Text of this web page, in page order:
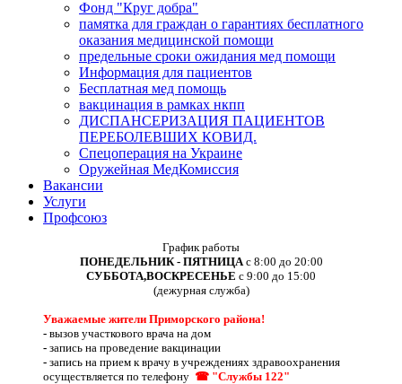
Фонд "Круг добра"
памятка для граждан о гарантиях бесплатного
оказания медицинской помощи
предельные сроки ожидания мед помощи
Информация для пациентов
Бесплатная мед помощь
вакцинация в рамках нкпп
ДИСПАНСЕРИЗАЦИЯ ПАЦИЕНТОВ
ПЕРЕБОЛЕВШИХ КОВИД.
Спецоперация на Украине
Оружейная МедКомиссия
Вакансии
Услуги
Профсоюз
График работы
ПОНЕДЕЛЬНИК - ПЯТНИЦА с 8:00 до 20:00
СУББОТА,ВОСКРЕСЕНЬЕ с 9:00 до 15:00
(дежурная служба)
Уважаемые жители Приморского района!
- вызов участкового врача на дом
- запись на проведение вакцинации
- запись на прием к врачу в учреждениях здравоохранения
осуществляется по телефону ☎ "Службы 122"